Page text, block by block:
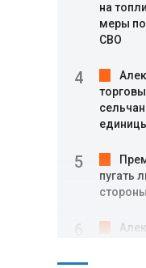
на
меры
СВО
пугать